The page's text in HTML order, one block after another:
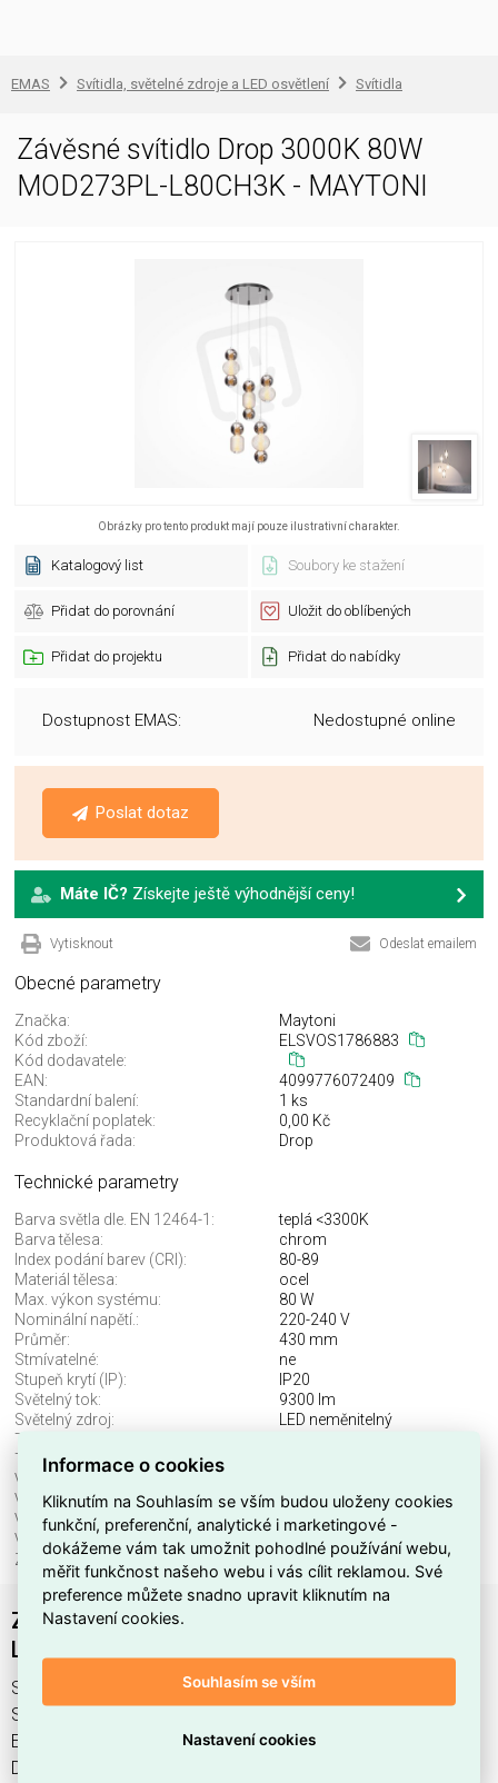
EMAS Svítidla, světelné zdroje a LED osvětlení Svítidla
Závěsné svítidlo Drop 3000K 80W
MOD273PL-L80CH3K - MAYTONI
Obrázky pro tento produkt mají pouze ilustrativní charakter.
Katalogový list Soubory ke stažení
Přidat do porovnání Uložit do oblíbených
Přidat do projektu Přidat do nabídky
Dostupnost EMAS: Nedostupné online
Poslat dotaz
Máte IČ? Získejte ještě výhodnější ceny!
Vytisknout Odeslat emailem
Obecné parametry
Značka:
Maytoni
Kód zboží:
ELSVOS1786883
Kód dodavatele:
EAN:
4099776072409
Standardní balení:
1 ks
Recyklační poplatek:
0,00 Kč
Produktová řada:
Drop
Technické parametry
Barva světla dle. EN 12464-1:
teplá <3300K
Barva tělesa:
chrom
Index podání barev (CRI):
80-89
Materiál tělesa:
ocel
Max. výkon systému:
80 W
Nominální napětí.:
220-240 V
Průměr:
430 mm
Stmívatelné:
ne
Stupeň krytí (IP):
IP20
Světelný tok:
9300 lm
Světelný zdroj:
LED neměnitelný
Teplota barvy.:
Třída ochrany:
Včetně svět. zdroje:
Vhodné pro počet svět. zdrojů:
1
Vhodné pro výkon světel. zdroje:
80 W
Výška/hloubka:
3354 mm
Značka:
Maytoni
Závěsné svítidlo Drop 3000K 80W MOD273PL-
L80CH3K - MAYTONI
Svítidlo MOD273PL-L80CH3K najdete v kategoriích Svítidla,
Svítidla, světelné zdroje a LED osvětlení, výrobce Maytoni,
EAN 4099776072409, kód dodavatele . Závěsné svítidlo
Drop 3000K 80W MOD273PL-L80CH3K - MAYTONI nabízíme
Informace o cookies
Kliknutím na Souhlasím se vším budou uloženy cookies
funkční, preferenční, analytické i marketingové -
dokážeme vám tak umožnit pohodlné používání webu,
měřit funkčnost našeho webu i vás cílit reklamou. Své
preference můžete snadno upravit kliknutím na
Nastavení cookies.
Souhlasím se vším
Nastavení cookies